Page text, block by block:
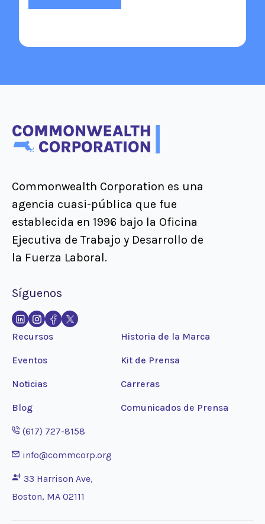
Commonwealth Corporation es una
agencia cuasi-pública que fue
establecida en 1996 bajo la Oficina
Ejecutiva de Trabajo y Desarrollo de
la Fuerza Laboral.
Síguenos
Recursos
Eventos
Noticias
Blog
Historia de la Marca
Kit de Prensa
Carreras
Comunicados de Prensa
Opens phone application
(617) 727-8158
Opens email application
info@commcorp.org
33 Harrison Ave,
Boston, MA 02111